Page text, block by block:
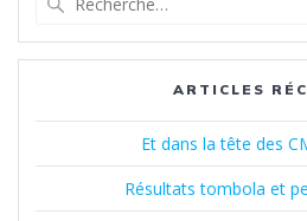
:
ARTICLES
Et dans la tête des
Résultats tombola et